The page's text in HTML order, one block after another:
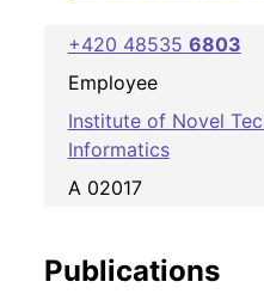
+420 48535 6803
Employee
Institute of Novel
Informatics
A 02017
Publications